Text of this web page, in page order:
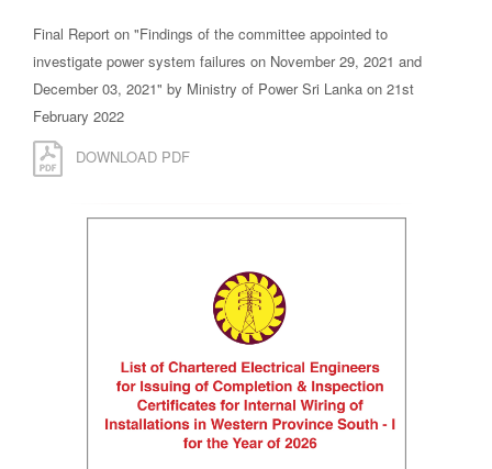
Final Report on "Findings of the committee appointed to
investigate power system failures on November 29, 2021 and
December 03, 2021" by Ministry of Power Sri Lanka on 21st
February 2022
DOWNLOAD PDF